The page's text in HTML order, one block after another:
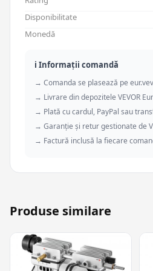
Disponibilitate
Monedă
ℹ️ Informații comandă
→ Comanda se plasează pe
→ Livrare din depozitele VEVOR
→ Plată cu cardul, PayPal sau
→ Garanție și retur gestionate de
→ Factură inclusă la fiecare
Produse similare